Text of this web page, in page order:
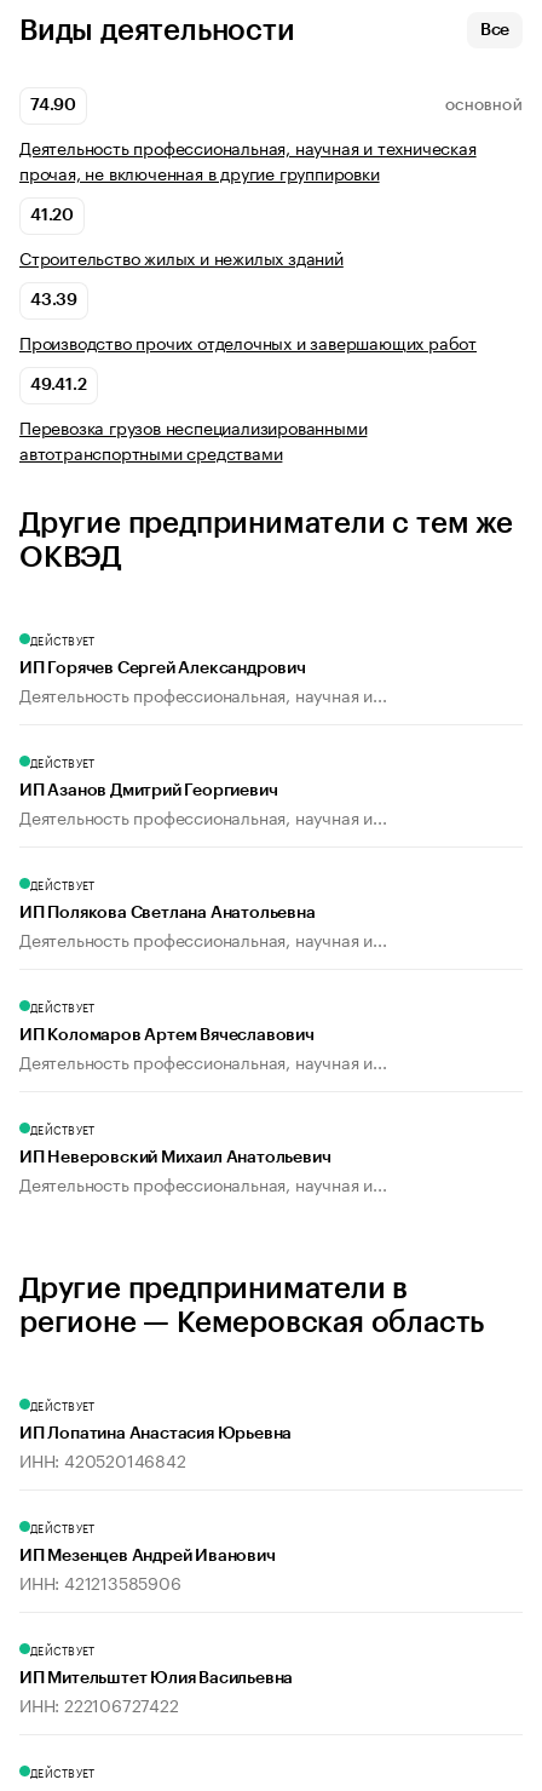
Виды деятельности Все
74.90 ОСНОВНОЙ
Деятельность профессиональная, научная и техническая
прочая, не включенная в другие группировки
41.20
Строительство жилых и нежилых зданий
43.39
Производство прочих отделочных и завершающих работ
49.41.2
Перевозка грузов неспециализированными
автотранспортными средствами
Другие предприниматели с тем же
ОКВЭД
ДЕЙСТВУЕТ
ИП Горячев Сергей Александрович
Деятельность профессиональная, научная и...
ДЕЙСТВУЕТ
ИП Азанов Дмитрий Георгиевич
Деятельность профессиональная, научная и...
ДЕЙСТВУЕТ
ИП Полякова Светлана Анатольевна
Деятельность профессиональная, научная и...
ДЕЙСТВУЕТ
ИП Коломаров Артем Вячеславович
Деятельность профессиональная, научная и...
ДЕЙСТВУЕТ
ИП Неверовский Михаил Анатольевич
Деятельность профессиональная, научная и...
Другие предприниматели в
регионе — Кемеровская область
ДЕЙСТВУЕТ
ИП Лопатина Анастасия Юрьевна
ИНН: 420520146842
ДЕЙСТВУЕТ
ИП Мезенцев Андрей Иванович
ИНН: 421213585906
ДЕЙСТВУЕТ
ИП Мительштет Юлия Васильевна
ИНН: 222106727422
ДЕЙСТВУЕТ